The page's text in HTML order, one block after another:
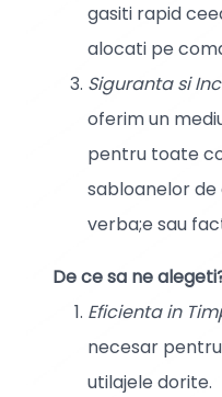
gasiti rapid
alocati pe
Siguranta si
oferim un
pentru toate
sabloanelor
verba;e sau
De ce sa ne
Eficienta in
necesar
utilajele dorite.